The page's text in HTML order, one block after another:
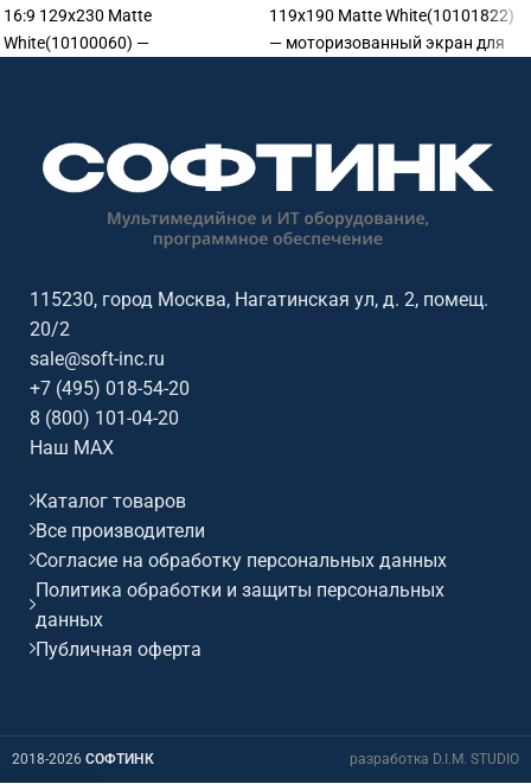
16:9 129x230 Matte
White(10100060) —
аудиторий, конференц-залов и
актовых залов. Основные
параметры: диагональ 104",
формат 16:9, размер
полотно Matte White.
119x190 Matte White(10101822)
— моторизованный экран для
актовых залов. Основные
параметры: диагональ 88",
формат 16:10, размер
изображения 119×190 см,
115230, город Москва, Нагатинская ул, д. 2, помещ.
20/2
sale@soft-inc.ru
+7 (495) 018-54-20
8 (800) 101-04-20
Наш MAX
Каталог товаров
Все производители
Согласие на обработку персональных данных
Политика обработки и защиты персональных
данных
Публичная оферта
2018-2026 СОФТИНК разработка D.I.M. STUDIO